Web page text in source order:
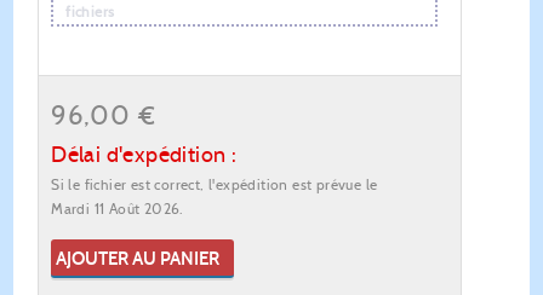
fichiers
96,00 €
Délai d'expédition :
Si le fichier est correct, l'expédition est prévue le
Mardi 11 Août 2026.
AJOUTER AU PANIER